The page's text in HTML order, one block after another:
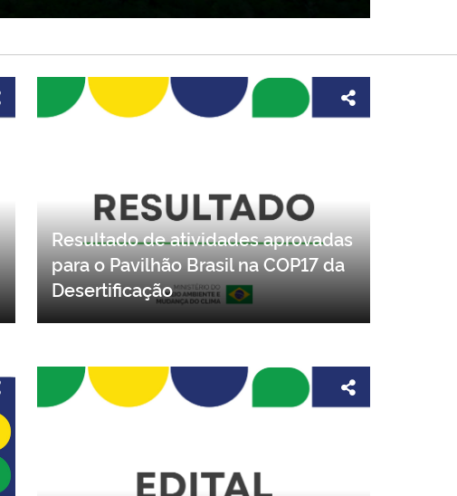
Resultado de atividades aprovadas
para o Pavilhão Brasil na COP17 da